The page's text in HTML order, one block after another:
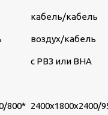
кабель/кабель
воздух/кабель
с РВЗ или ВНА
800* 2400х1800х2400/